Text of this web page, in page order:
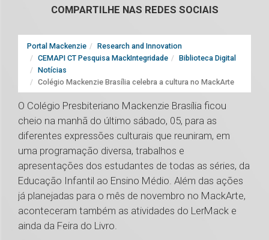
COMPARTILHE NAS REDES SOCIAIS
Portal Mackenzie
Research and Innovation
CEMAPI CT Pesquisa MackIntegridade
Biblioteca Digital
Notícias
Colégio Mackenzie Brasília celebra a cultura no MackArte
O Colégio Presbiteriano Mackenzie Brasília ficou
cheio na manhã do último sábado, 05, para as
diferentes expressões culturais que reuniram, em
uma programação diversa, trabalhos e
apresentações dos estudantes de todas as séries, da
Educação Infantil ao Ensino Médio. Além das ações
já planejadas para o mês de novembro no MackArte,
aconteceram também as atividades do LerMack e
ainda da Feira do Livro.